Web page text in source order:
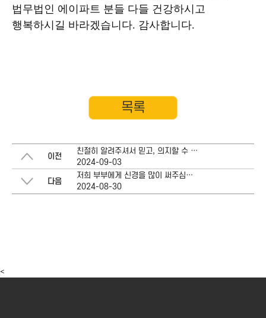
법무법인 에이파트 분들 다들 건강하시고
행복하시길 바라겠습니다. 감사합니다.
목록
이전
친절히 알려주셔서 믿고, 의지할 수 있었습니다.
2024-09-03
다음
저희 부부에게 신경을 많이 써주심에 다시 한 번 감사합니다.
2024-08-30
<